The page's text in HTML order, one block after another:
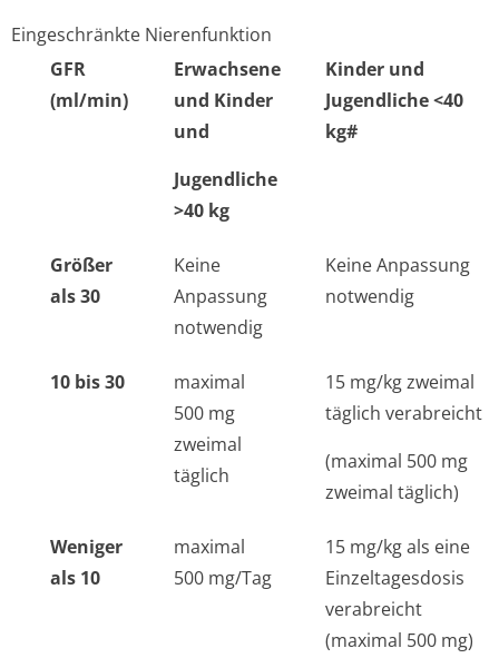
Eingeschränkte Nierenfunktion
GFR
(ml/min)
Erwachsene
und Kinder
und
Jugendliche
>40 kg
Kinder und
Jugendliche <40
kg#
Größer
als 30
Keine
Anpassung
notwendig
Keine Anpassung
notwendig
10 bis 30
maximal
500 mg
zweimal
täglich
15 mg/kg zweimal
täglich verabreicht
(maximal 500 mg
zweimal täglich)
Weniger
als 10
maximal
500 mg/Tag
15 mg/kg als eine
Einzeltagesdosis
verabreicht
(maximal 500 mg)